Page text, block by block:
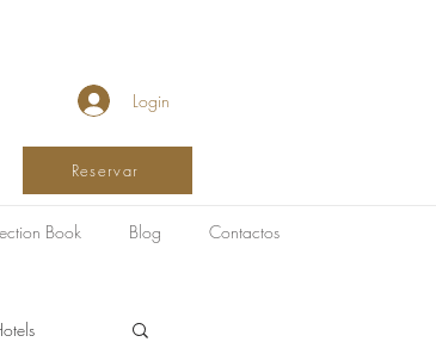
Login
Reservar
Book Blog Contactos